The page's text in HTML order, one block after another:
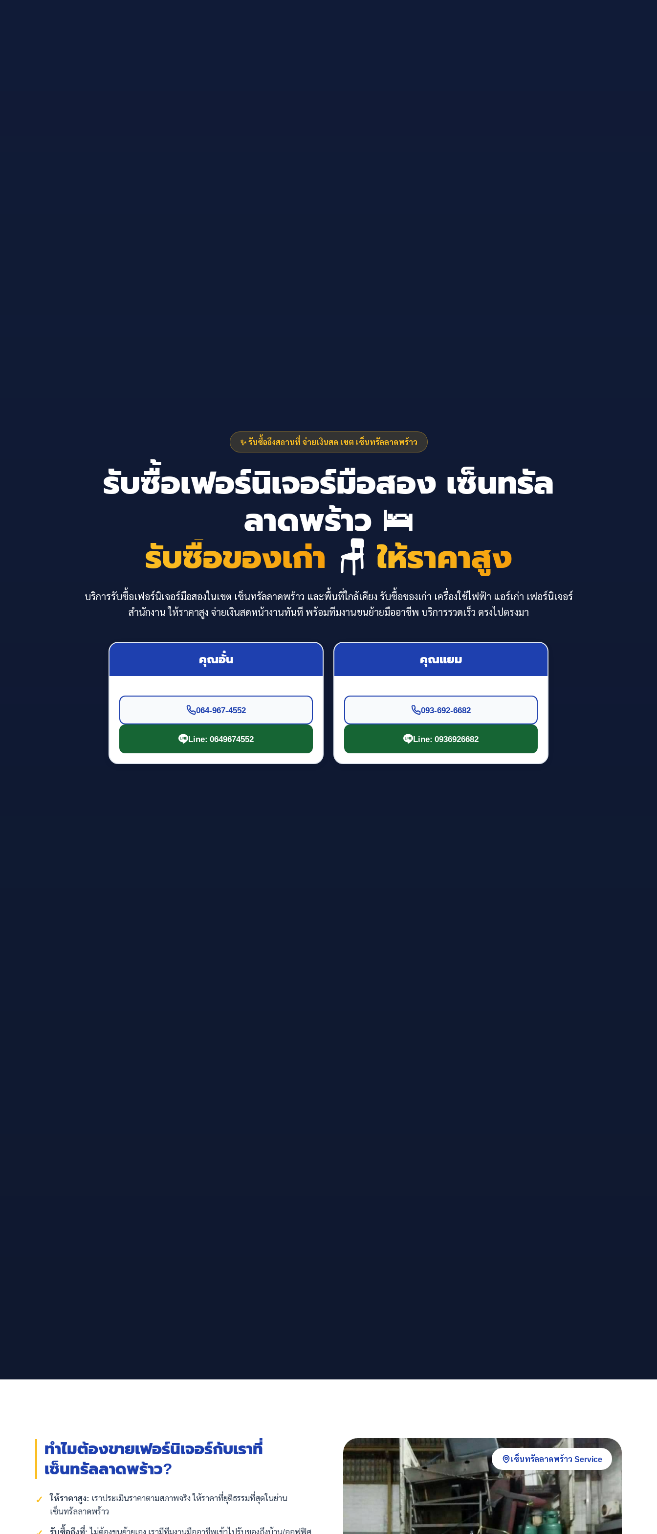
✨ รับซื้อถึงสถานที่ จ่ายเงินสด เขต เซ็นทรัลลาดพร้าว
รับซื้อเฟอร์นิเจอร์มือสอง เซ็นทรัล
ลาดพร้าว 🛌
รับซื้อของเก่า 🪑 ให้ราคาสูง
บริการรับซื้อเฟอร์นิเจอร์มือสองในเขต เซ็นทรัลลาดพร้าว และพื้นที่ใกล้เคียง รับซื้อของเก่า เครื่องใช้ไฟฟ้า แอร์เก่า เฟอร์นิเจอร์
สำนักงาน ให้ราคาสูง จ่ายเงินสดหน้างานทันที พร้อมทีมงานขนย้ายมืออาชีพ บริการรวดเร็ว ตรงไปตรงมา
คุณอั๋น
064-967-4552
Line: 0649674552
คุณแยม
093-692-6682
Line: 0936926682
ทำไมต้องขายเฟอร์นิเจอร์กับเราที่
เซ็นทรัลลาดพร้าว?
ให้ราคาสูง: เราประเมินราคาตามสภาพจริง ให้ราคาที่ยุติธรรมที่สุดในย่าน
เซ็นทรัลลาดพร้าว
รับซื้อถึงที่: ไม่ต้องขนย้ายเอง เรามีทีมงานมืออาชีพเข้าไปรับของถึงบ้าน/ออฟฟิศ
เซ็นทรัลลาดพร้าว Service